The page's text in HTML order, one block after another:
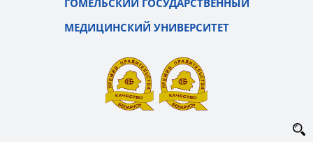
ГОМЕЛЬСКИЙ ГОСУДАРСТВЕННЫЙ
МЕДИЦИНСКИЙ УНИВЕРСИТЕТ